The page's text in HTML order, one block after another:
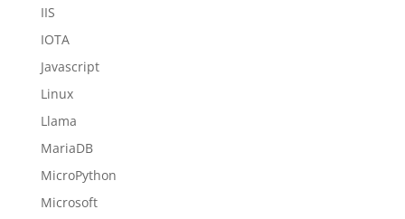
IIS
IOTA
Javascript
Linux
Llama
MariaDB
MicroPython
Microsoft